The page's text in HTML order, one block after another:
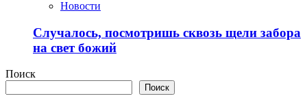
Новости
Случалось, посмотришь сквозь щели забора
на свет божий
Поиск
Поиск